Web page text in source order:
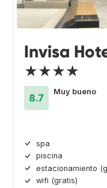
Invisa
★★★★
8.7
Muy bueno
spa
piscina
estacionamiento
wifi (gratis)